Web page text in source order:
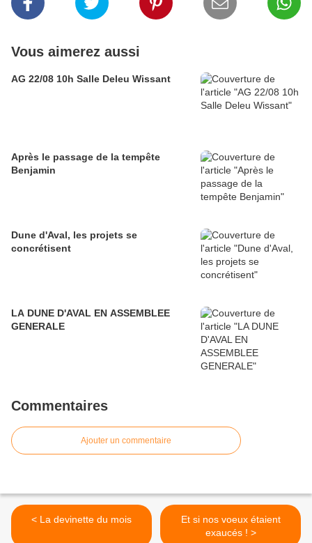
Vous aimerez aussi
AG 22/08 10h Salle Deleu Wissant
Après le passage de la tempête
Benjamin
Dune d'Aval, les projets se
concrétisent
LA DUNE D'AVAL EN ASSEMBLEE
GENERALE
Commentaires
Ajouter un commentaire
< La devinette du mois
Et si nos voeux étaient
exaucés ! >